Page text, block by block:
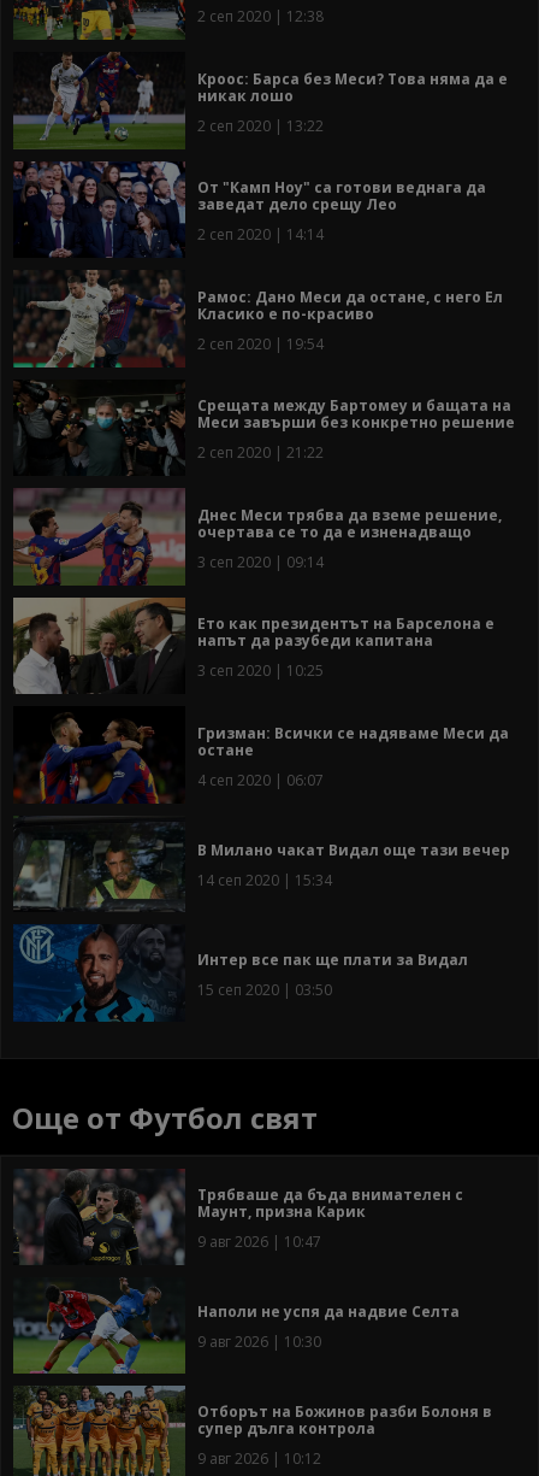
2 сеп 2020 | 12:38
Кроос: Барса без Меси? Това няма да е
никак лошо
2 сеп 2020 | 13:22
От "Камп Ноу" са готови веднага да
заведат дело срещу Лео
2 сеп 2020 | 14:14
Рамос: Дано Меси да остане, с него Ел
Класико е по-красиво
2 сеп 2020 | 19:54
Срещата между Бартомеу и бащата на
Меси завърши без конкретно решение
2 сеп 2020 | 21:22
Днес Меси трябва да вземе решение,
очертава се то да е изненадващо
3 сеп 2020 | 09:14
Ето как президентът на Барселона е
напът да разубеди капитана
3 сеп 2020 | 10:25
Гризман: Всички се надяваме Меси да
остане
4 сеп 2020 | 06:07
В Милано чакат Видал още тази вечер
14 сеп 2020 | 15:34
Интер все пак ще плати за Видал
15 сеп 2020 | 03:50
Още от Футбол свят
Трябваше да бъда внимателен с
Маунт, призна Карик
9 авг 2026 | 10:47
Наполи не успя да надвие Селта
9 авг 2026 | 10:30
Отборът на Божинов разби Болоня в
супер дълга контрола
9 авг 2026 | 10:12